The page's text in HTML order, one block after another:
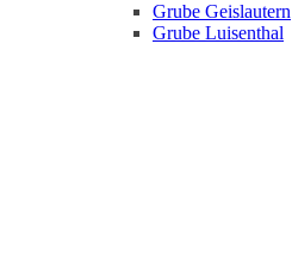
Grube Geislautern
Grube Luisenthal